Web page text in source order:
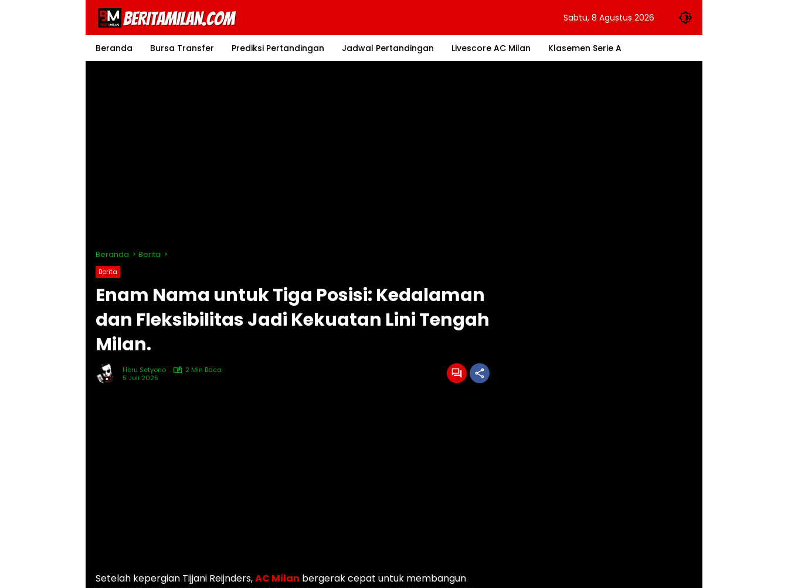
Sabtu, 8 Agustus 2026
Beranda Bursa Transfer Prediksi Pertandingan Jadwal Pertandingan Livescore AC Milan Klasemen Serie A
Beranda Berita
Berita
Enam Nama untuk Tiga Posisi: Kedalaman
dan Fleksibilitas Jadi Kekuatan Lini Tengah
Milan.
Heru Setyono
2 Min Baca
5 Juli 2025
Setelah kepergian Tijjani Reijnders,AC Milan bergerak cepat untuk membangun